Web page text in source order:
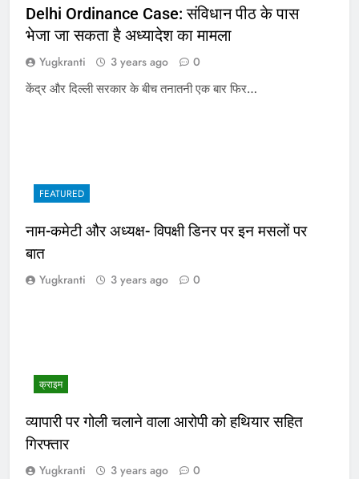
Delhi Ordinance Case: संविधान पीठ के पास
भेजा जा सकता है अध्यादेश का मामला
Yugkranti 3 years ago 0
केंद्र और दिल्ली सरकार के बीच तनातनी एक बार फिर…
FEATURED
नाम-कमेटी और अध्यक्ष- विपक्षी डिनर पर इन मसलों पर
बात
Yugkranti 3 years ago 0
क्राइम
व्यापारी पर गोली चलाने वाला आरोपी को हथियार सहित
गिरफ्तार
Yugkranti 3 years ago 0